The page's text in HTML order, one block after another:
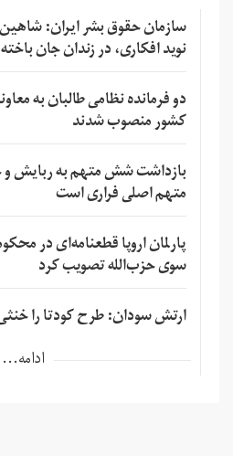
سازمان حقوق بشر ایران:
نوید افکاری، در زندان جان
دو فرمانده نظامی طالبان به
کشور منصوب شدند
بازداشت شش متهم به ربایش
متهم اصلی فراری است
پارلمان اروپا قطعنامه‌ای در
سوی حزب‌الله تصویب کرد
ارتش سودان: طرح کودتا را
ادامه...